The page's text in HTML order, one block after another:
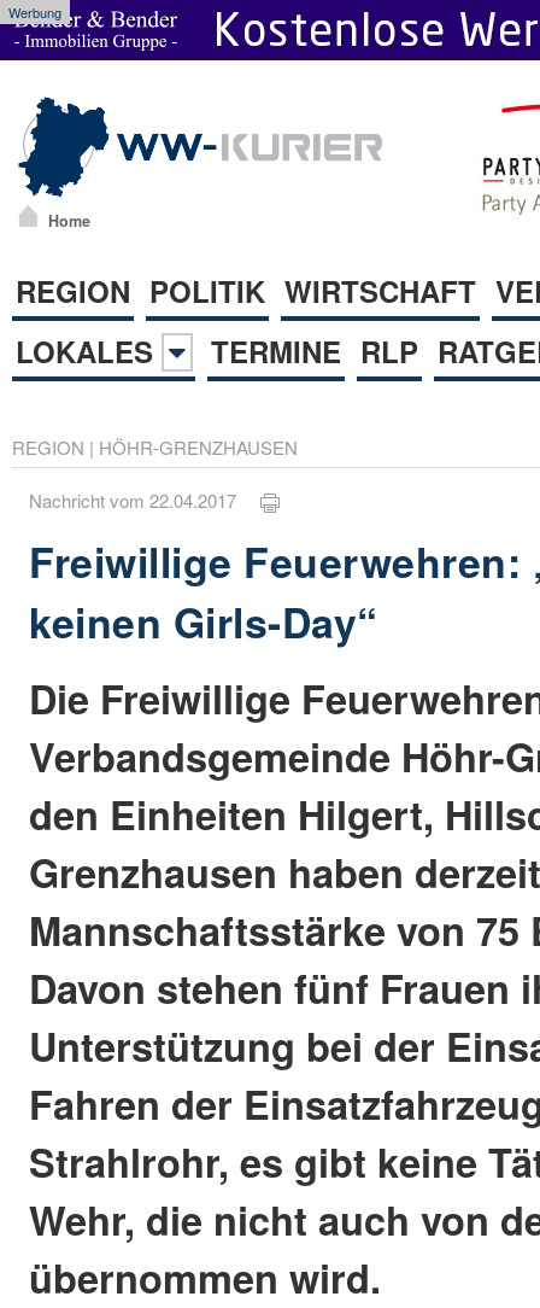
Werbung
Home
REGION POLITIK WIRTSCHAFT
LOKALES
TERMINE RLP
REGION | HÖHR-GRENZHAUSEN
Nachricht vom 22.04.2017
Freiwillige Feuerwehren:
keinen Girls-Day“
Die Freiwillige
Verbandsgemeinde Höhr-
den Einheiten Hilgert,
Grenzhausen haben
Mannschaftsstärke von 75
Davon stehen fünf Frauen
Unterstützung bei der
Fahren der
Strahlrohr, es gibt keine
Wehr, die nicht auch von
übernommen wird.